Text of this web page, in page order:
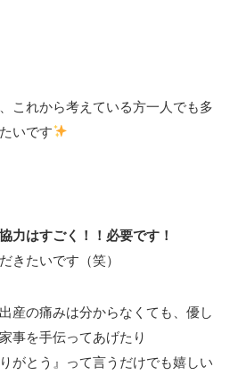
これから考えている方一人でも多
いです
力はすごく！！必要です！
きたいです（笑）
産の痛みは分からなくても、優し
事を手伝ってあげたり
がとう』って言うだけでも嬉しい